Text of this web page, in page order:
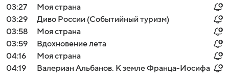
03:27
Моя страна
03:29
Диво России (Событийный туризм)
03:58
Моя страна
03:59
Вдохновение лета
04:16
Моя страна
04:19
Валериан Альбанов. К земле Франца-Иосифа